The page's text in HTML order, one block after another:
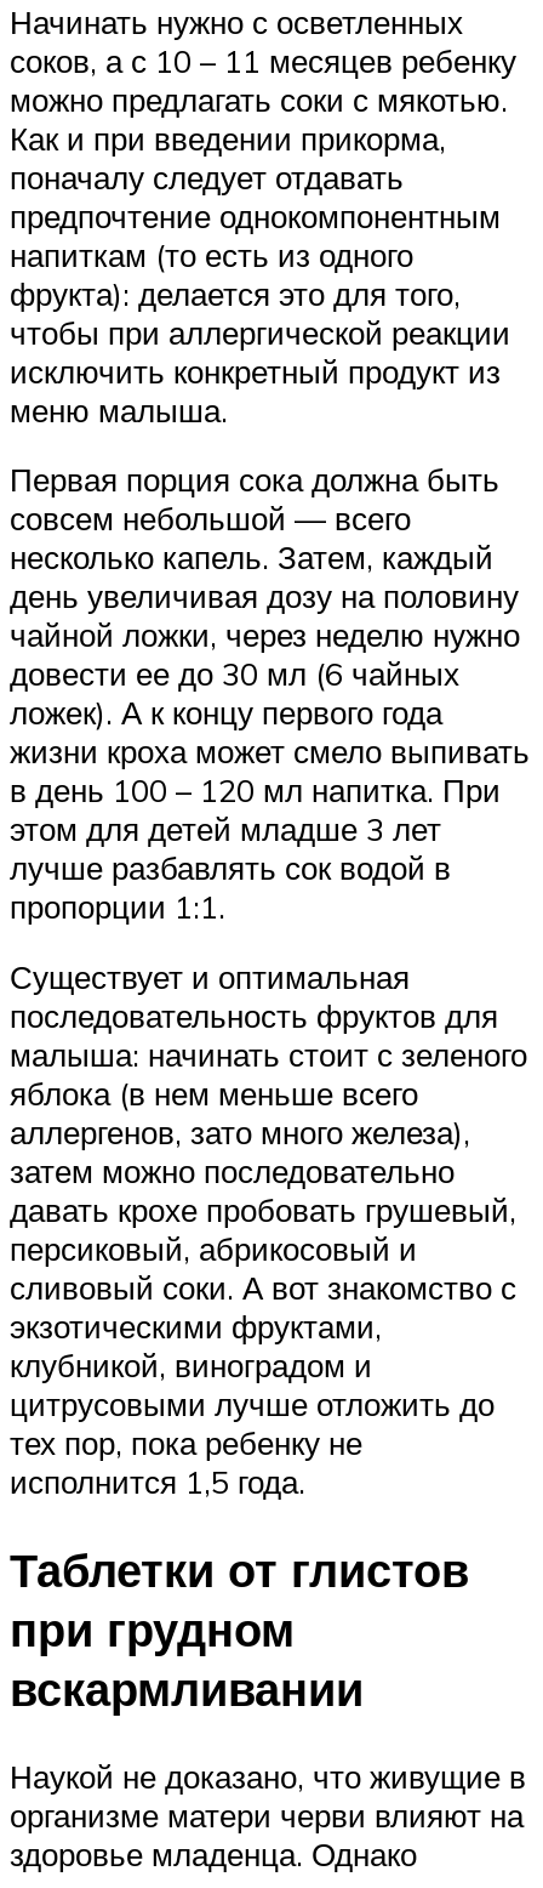
Начинать нужно с осветленных
соков, а с 10 – 11 месяцев ребенку
можно предлагать соки с мякотью.
Как и при введении прикорма,
поначалу следует отдавать
предпочтение однокомпонентным
напиткам (то есть из одного
фрукта): делается это для того,
чтобы при аллергической реакции
исключить конкретный продукт из
меню малыша.
Первая порция сока должна быть
совсем небольшой — всего
несколько капель. Затем, каждый
день увеличивая дозу на половину
чайной ложки, через неделю нужно
довести ее до 30 мл (6 чайных
ложек). А к концу первого года
жизни кроха может смело выпивать
в день 100 – 120 мл напитка. При
этом для детей младше 3 лет
лучше разбавлять сок водой в
пропорции 1:1.
Существует и оптимальная
последовательность фруктов для
малыша: начинать стоит с зеленого
яблока (в нем меньше всего
аллергенов, зато много железа),
затем можно последовательно
давать крохе пробовать грушевый,
персиковый, абрикосовый и
сливовый соки. А вот знакомство с
экзотическими фруктами,
клубникой, виноградом и
цитрусовыми лучше отложить до
тех пор, пока ребенку не
исполнится 1,5 года.
Таблетки от глистов
при грудном
вскармливании
Наукой не доказано, что живущие в
организме матери черви влияют на
здоровье младенца. Однако